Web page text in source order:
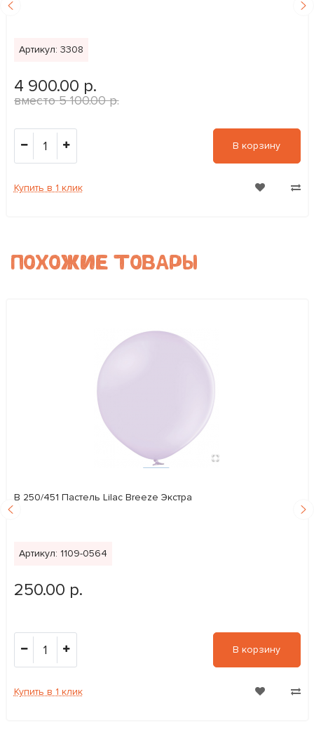
Артикул: 3308
4 900.00 р.
5 100.00 р.
1 В корзину
Купить в 1 клик
ПОХОЖИЕ ТОВАРЫ
В 250/451 Пастель Lilac Breeze Экстра
Артикул: 1109-0564
250.00 р.
1 В корзину
Купить в 1 клик